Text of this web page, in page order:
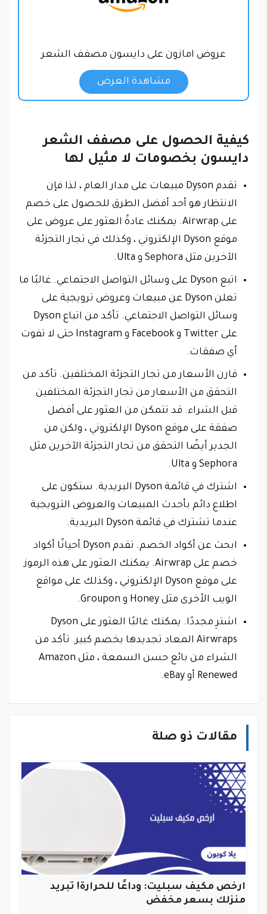
عروض امازون على دايسون مصفف الشعر
مشاهدة العرض
كيفية الحصول على مصفف الشعر
دايسون بخصومات لا مثيل لها
تقدم Dyson مبيعات على مدار العام ، لذا فإن
الانتظار هو أحد أفضل الطرق للحصول على خصم
على Airwrap. يمكنك عادةً العثور على عروض على
موقع Dyson الإلكتروني ، وكذلك في تجار التجزئة
الآخرين مثل Sephora و Ulta.
اتبع Dyson على وسائل التواصل الاجتماعي. غالبًا ما
تعلن Dyson عن مبيعات وعروض ترويجية على
وسائل التواصل الاجتماعي. تأكد من اتباع Dyson
على Twitter و Facebook و Instagram حتى لا تفوت
أي صفقات.
قارن الأسعار من تجار التجزئة المختلفين. تأكد من
التحقق من الأسعار من تجار التجزئة المختلفين
قبل الشراء. قد تتمكن من العثور على أفضل
صفقة على موقع Dyson الإلكتروني ، ولكن من
الجدير أيضًا التحقق من تجار التجزئة الآخرين مثل
Sephora و Ulta.
اشترك في قائمة Dyson البريدية. ستكون على
اطلاع دائم بأحدث المبيعات والعروض الترويجية
عندما تشترك في قائمة Dyson البريدية.
ابحث عن أكواد الخصم. تقدم Dyson أحيانًا أكواد
خصم على Airwrap. يمكنك العثور على هذه الرموز
على موقع Dyson الإلكتروني ، وكذلك على مواقع
الويب الأخرى مثل Honey و Groupon.
اشترِ مجددًا. يمكنك غالبًا العثور على Dyson
Airwraps المعاد تجديدها بخصم كبير. تأكد من
الشراء من بائع حسن السمعة ، مثل Amazon
Renewed أو eBay.
مقالات ذو صلة
ارخص مكيف سبليت: وداعًا للحرارة! تبريد
منزلك بسعر مخفض